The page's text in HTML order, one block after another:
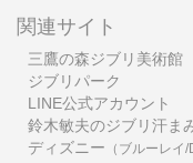
関連サイト
三鷹の森ジブリ美術館
ジブリパーク
LINE公式アカウント
鈴木敏夫のジブリ汗ま
ディズニー （ブルーレイ/